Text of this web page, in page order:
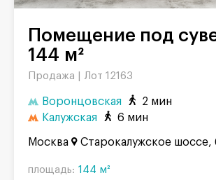
Помещение под сувениры,
144 м²
Продажа | Лот 12163
Воронцовская
2 мин
Калужская
6 мин
Москва Старокалужское шоссе,
площадь: 144 м²